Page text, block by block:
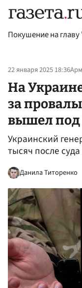
Покушение на
22 января 2025 18:36
На
за
вышел под
Украинский
тысяч после
Данила Титоренко